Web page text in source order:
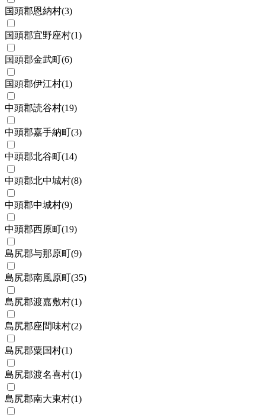
国頭郡恩納村(3)
国頭郡宜野座村(1)
国頭郡金武町(6)
国頭郡伊江村(1)
中頭郡読谷村(19)
中頭郡嘉手納町(3)
中頭郡北谷町(14)
中頭郡北中城村(8)
中頭郡中城村(9)
中頭郡西原町(19)
島尻郡与那原町(9)
島尻郡南風原町(35)
島尻郡渡嘉敷村(1)
島尻郡座間味村(2)
島尻郡粟国村(1)
島尻郡渡名喜村(1)
島尻郡南大東村(1)